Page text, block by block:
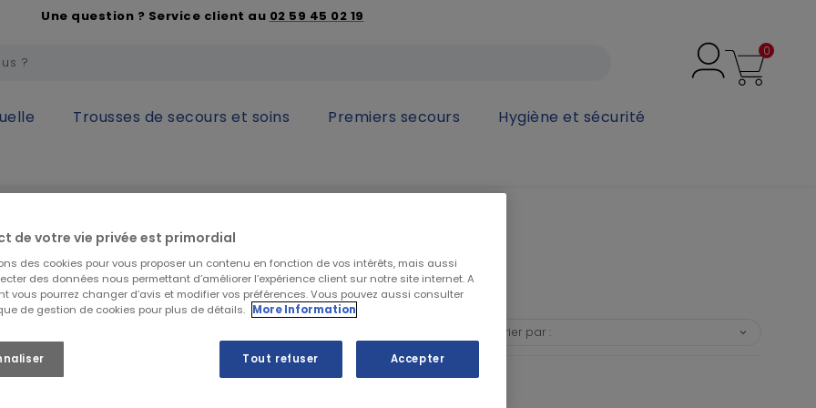
Une question ? Service client au 02 59 45 02 19
0
Trousses de secours et soins Premiers secours Hygiène et sécurité
Protection incontinence
Trier par :
de votre vie privée est primordial
des cookies pour vous proposer un contenu en fonction de vos intérêts, mais aussi
des données nous permettant d’améliorer l’expérience client sur notre site internet. A
vous pourrez changer d’avis et modifier vos préférences. Vous pouvez aussi consulter
de gestion de cookies pour plus de détails. More Information
Tout refuser Accepter